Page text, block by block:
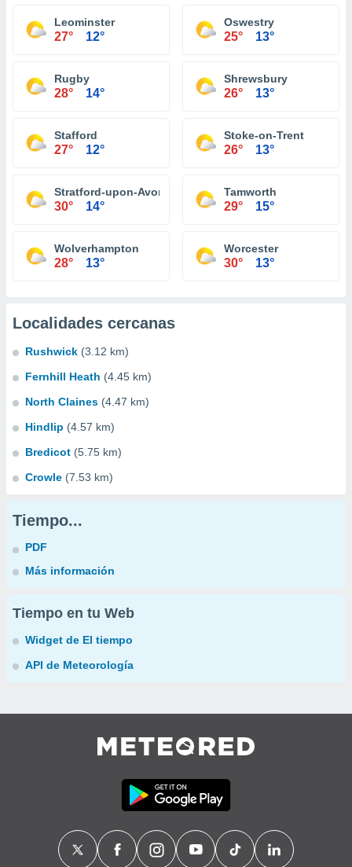
Leominster
27° 12°
Oswestry
25° 13°
Rugby
28° 14°
Shrewsbury
26° 13°
Stafford
27° 12°
Stoke-on-Trent
26° 13°
Stratford-upon-Avon
30° 14°
Tamworth
29° 15°
Wolverhampton
28° 13°
Worcester
30° 13°
Localidades cercanas
Rushwick (3.12 km)
Fernhill Heath (4.45 km)
North Claines (4.47 km)
Hindlip (4.57 km)
Bredicot (5.75 km)
Crowle (7.53 km)
Tiempo...
PDF
Más información
Tiempo en tu Web
Widget de El tiempo
API de Meteorología